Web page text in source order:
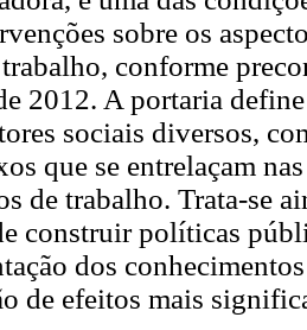
sobre os
trabalho, conforme
2012. A portaria
sociais diversos,
que se entrelaçam
de trabalho. Trata-se
construir políticas
dos
de efeitos mais